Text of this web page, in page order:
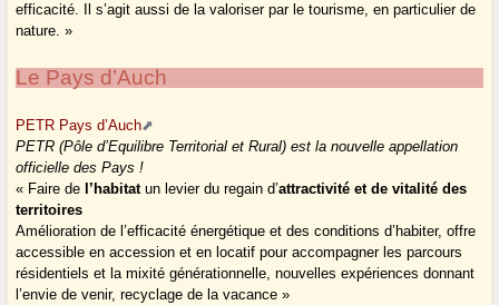
efficacité. Il s’agit aussi de la valoriser par le tourisme, en particulier de
nature. »
Le Pays d’Auch
PETR Pays d’Auch
PETR (Pôle d’Equilibre Territorial et Rural) est la nouvelle appellation
officielle des Pays !
« Faire de l’habitatun levier du regain d’attractivité et de vitalité des
territoires
Amélioration de l’efficacité énergétique et des conditions d’habiter, offre
accessible en accession et en locatif pour accompagner les parcours
résidentiels et la mixité générationnelle, nouvelles expériences donnant
l’envie de venir, recyclage de la vacance »